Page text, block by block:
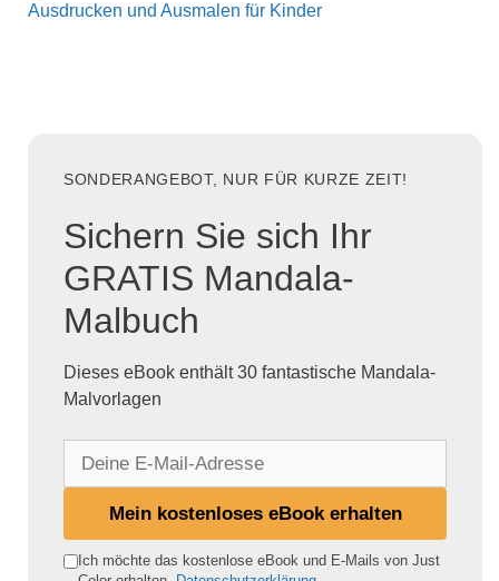
Ausdrucken und Ausmalen für Kinder
SONDERANGEBOT, NUR FÜR KURZE ZEIT!
Sichern Sie sich Ihr
GRATIS Mandala-
Malbuch
Dieses eBook enthält 30 fantastische Mandala-
Malvorlagen
e
Mein kostenloses eBook erhalten
Ich möchte das kostenlose eBook und E-Mails von Just